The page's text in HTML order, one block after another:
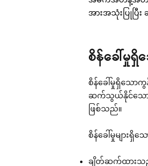
အားအသုံးပြုပ
စိန်ခေါ်မှုရှိ
စိန်ခေါ်မှုရှိသော
ဆက်သွယ်နိုင်သော
ဖြစ်သည်။
စိန်ခေါ်မှုများ
ချိတ်ဆက်ထားသည့်